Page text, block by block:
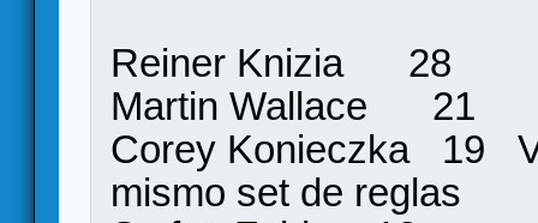
Reiner Knizia 28
Martin Wallace 21
Corey Konieczka 19
mismo set de reglas